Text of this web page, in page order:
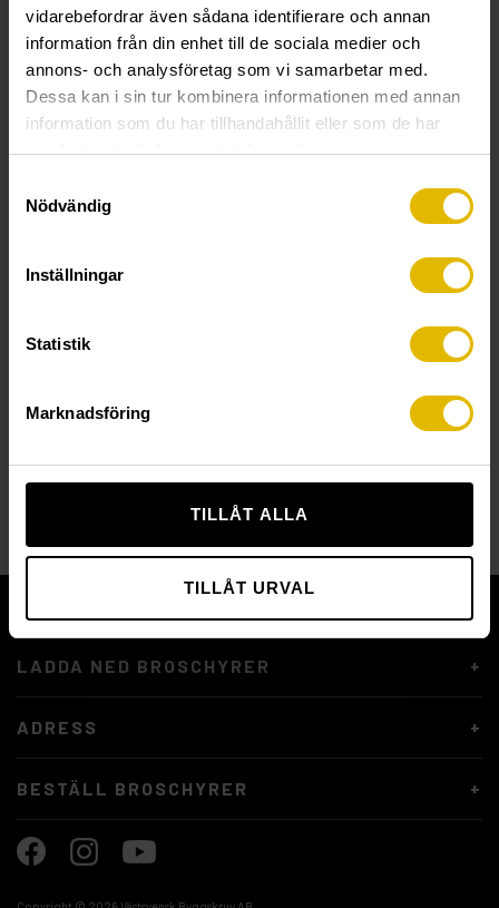
vidarebefordrar även sådana identifierare och annan
information från din enhet till de sociala medier och
annons- och analysföretag som vi samarbetar med.
Dessa kan i sin tur kombinera informationen med annan
information som du har tillhandahållit eller som de har
samlat in när du har använt deras tjänster.
Nödvändig
Inställningar
Statistik
Marknadsföring
TILLÅT ALLA
TILLÅT URVAL
RAKBANDAD TRALLSKRUV
(A2 rostfri) för träregel
RAKBANDAD TRALLSKRUV
(A4 syrafast) för träregel
RAKBANDAD TRALLSKRUV
LADDA NED BROSCHYRER
ADRESS
BESTÄLL BROSCHYRER